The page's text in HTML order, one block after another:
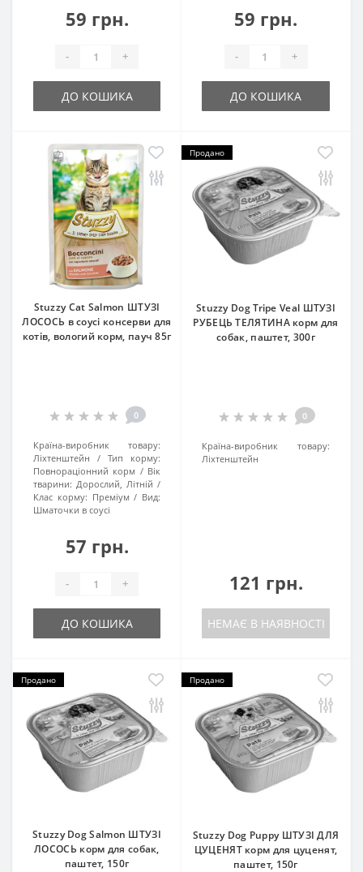
59 грн.
- +
ДО КОШИКА
59 грн.
- +
ДО КОШИКА
Stuzzy Cat Salmon ШТУЗІ
ЛОСОСЬ в соусі консерви для
котів, вологий корм, пауч 85г
0
Країна-виробник товару:
Ліхтенштейн
Тип корму:
Повнораціонний корм
Вік
тварини: Дорослий, Літній
Клас корму: Преміум
Вид:
Шматочки в соусі
57 грн.
- +
ДО КОШИКА
Продано
Stuzzy Dog Tripe Veal ШТУЗІ
РУБЕЦЬ ТЕЛЯТИНА корм для
собак, паштет, 300г
0
Країна-виробник товару:
Ліхтенштейн
121 грн.
НЕМАЄ В НАЯВНОСТІ
Продано
Stuzzy Dog Salmon ШТУЗІ
ЛОСОСЬ корм для собак,
паштет, 150г
Продано
Stuzzy Dog Puppy ШТУЗІ ДЛЯ
ЦУЦЕНЯТ корм для цуценят,
паштет, 150г